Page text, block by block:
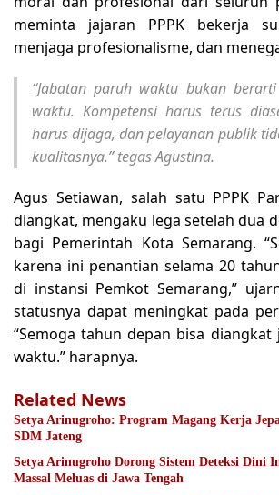
meminta jajaran PPPK bekerja
menjaga profesionalisme, dan
“Jabatan paruh waktu bukan
waktu. Kompetensi harus terus
harus dijaga, dan pelayanan publik
kualitasnya.” tegas Agustina.
Agus Setiawan, salah satu PPPK
diangkat, mengaku lega setelah dua
bagi Pemerintah Kota Semarang.
karena ini penantian selama 20
di instansi Pemkot Semarang,”
statusnya dapat meningkat pada
“Semoga tahun depan bisa diangkat
waktu.” harapnya.
Related News
Setya Arinugroho: Program Magang Kerja
SDM Jateng
Setya Arinugroho Dorong Sistem Deteksi Dini
Massal Meluas di Jawa Tengah